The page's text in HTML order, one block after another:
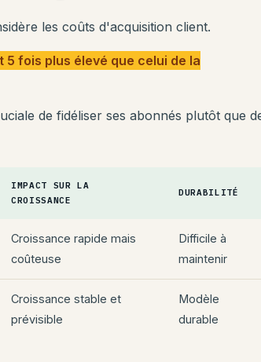
les coûts d'acquisition client.
fois plus élevé que celui de la
de fidéliser ses abonnés plutôt que
IMPACT SUR LA
CROISSANCE
DURABILITÉ
Croissance rapide mais
coûteuse
Difficile à
maintenir
Croissance stable et
prévisible
Modèle
durable